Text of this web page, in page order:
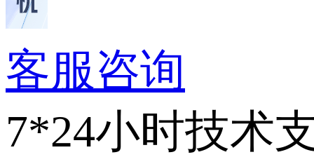
客服咨询
7*24小时技术